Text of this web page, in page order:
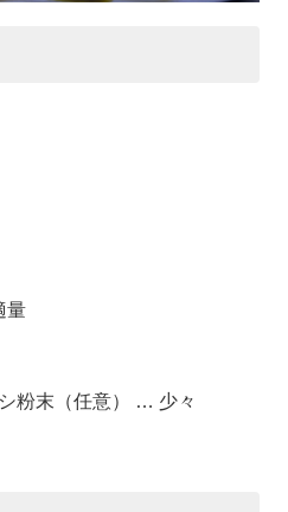
量
粉末（任意） … 少々